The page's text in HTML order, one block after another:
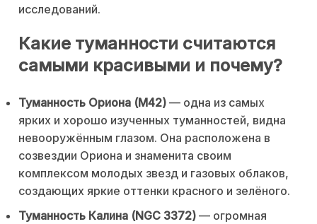
исследований.
Какие туманности считаются
самыми красивыми и почему?
Туманность Ориона (M42) — одна из самых
ярких и хорошо изученных туманностей, видна
невооружённым глазом. Она расположена в
созвездии Ориона и знаменита своим
комплексом молодых звезд и газовых облаков,
создающих яркие оттенки красного и зелёного.
Туманность Калина (NGC 3372) — огромная